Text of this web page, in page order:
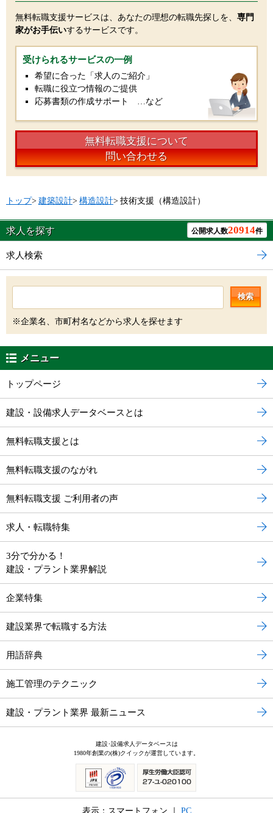
無料転職支援サービスは、あなたの理想の転職先探しを、 専門
家がお手伝いするサービスです。
受けられるサービスの一例
希望に合った「求人のご紹介」
転職に役立つ情報のご提供
応募書類の作成サポート …など
無料転職支援について
問い合わせる
トップ> 建築設計> 構造設計> 技術支援（構造設計）
求人を探す 公開求人数20914件
求人検索
検索
※企業名、市町村名などから求人を探せます
メニュー
トップページ
建設・設備求人データベースとは
無料転職支援とは
無料転職支援のながれ
無料転職支援 ご利用者の声
求人・転職特集
3分で分かる！
建設・プラント業界解説
企業特集
建設業界で転職する方法
用語辞典
施工管理のテクニック
建設・プラント業界 最新ニュース
建設･設備求人データベースは
1980年創業の(株)クイックが運営しています。
表示：スマートフォン ｜ PC